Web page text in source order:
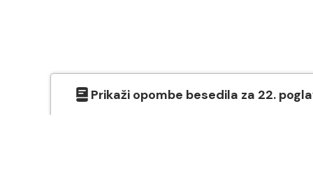
Prikaži opombe besedila za 22.